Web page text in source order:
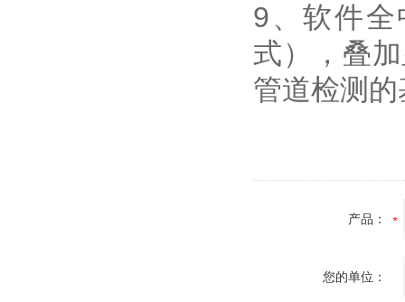
9、软件
式），叠
管道检测
产品：
您的单位：